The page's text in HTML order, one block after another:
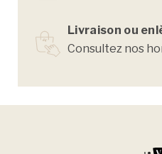
Livraison ou
Consultez nos